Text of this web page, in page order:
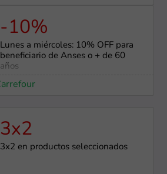
-10%
Lunes a miércoles: 10% OFF para
beneficiario de Anses o + de 60
años
3x2
3x2 en productos seleccionados